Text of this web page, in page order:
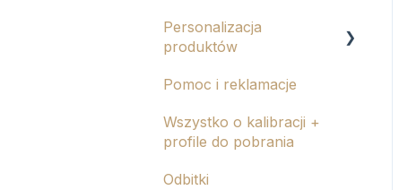
Personalizacja
produktów
Tłoczenie
Grawer
Pomoc i reklamacje
Wszystko o kalibracji +
profile do pobrania
Odbitki